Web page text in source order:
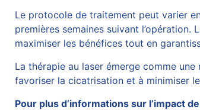
Le protocole de traitement peut varier
premières semaines suivant
maximiser les bénéfices tout en
La thérapie au laser émerge comme
favoriser la cicatrisation et à minimiser
Pour plus d’informations sur l’impact